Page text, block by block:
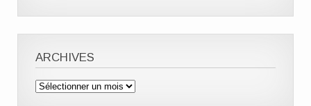
ARCHIVES
Archives